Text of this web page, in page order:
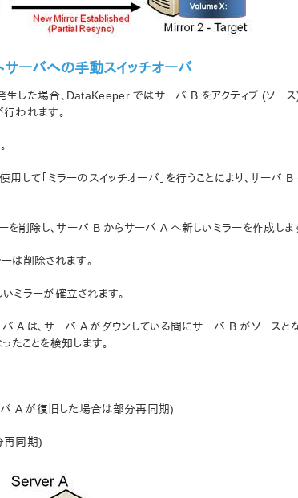
サーバへの手動スイッチオーバ
生した場合、DataKeeper ではサーバ B をアクティブ (ソー
われます。
して「ミラーのスイッチオーバ」を行うことにより、サーバ B
削除し、サーバ B からサーバ A へ新しいミラーを作成しま
は削除されます。
ミラーが確立されます。
A は、サーバ A がダウンしている間にサーバ B がソースと
たことを検知します。
A が復旧した場合は部分再同期)
再同期)